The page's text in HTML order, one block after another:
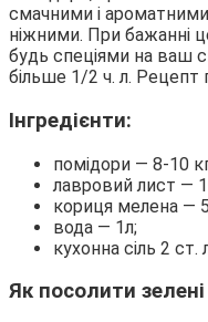
смачними і
ніжними. При бажанні
будь спеціями на ваш
більше 1/2 ч. л. Рецепт
Інгредієнти:
помідори — 8-10
лавровий лист —
кориця мелена —
вода — 1л;
кухонна сіль 2 ст.
Як посолити